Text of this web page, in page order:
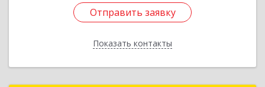
Отправить заявку
Показать контакты
Отправить заявку
Назад